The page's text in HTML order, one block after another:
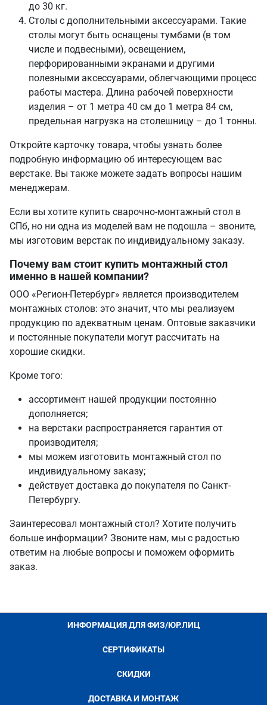
до 30 кг.
Столы с дополнительными аксессуарами. Такие
столы могут быть оснащены тумбами (в том
числе и подвесными), освещением,
перфорированными экранами и другими
полезными аксессуарами, облегчающими процесс
работы мастера. Длина рабочей поверхности
изделия – от 1 метра 40 см до 1 метра 84 см,
предельная нагрузка на столешницу – до 1 тонны.
Откройте карточку товара, чтобы узнать более
подробную информацию об интересующем вас
верстаке. Вы также можете задать вопросы нашим
менеджерам.
Если вы хотите купить сварочно-монтажный стол в
СПб, но ни одна из моделей вам не подошла – звоните,
мы изготовим верстак по индивидуальному заказу.
Почему вам стоит купить монтажный стол
именно в нашей компании?
ООО «Регион-Петербург» является производителем
монтажных столов: это значит, что мы реализуем
продукцию по адекватным ценам. Оптовые заказчики
и постоянные покупатели могут рассчитать на
хорошие скидки.
Кроме того:
ассортимент нашей продукции постоянно
дополняется;
на верстаки распространяется гарантия от
производителя;
мы можем изготовить монтажный стол по
индивидуальному заказу;
действует доставка до покупателя по Санкт-
Петербургу.
Заинтересовал монтажный стол? Хотите получить
больше информации? Звоните нам, мы с радостью
ответим на любые вопросы и поможем оформить
заказ.
ИНФОРМАЦИЯ ДЛЯ ФИЗ/ЮР.ЛИЦ
СЕРТИФИКАТЫ
СКИДКИ
ДОСТАВКА И МОНТАЖ